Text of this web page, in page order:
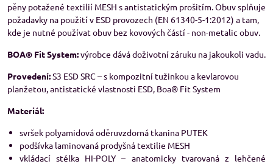
pěny potažené textilií MESH s antistatickým prošitím. Obuv splňuje
požadavky na použití v ESD provozech (EN 61340-5-1:2012) a tam,
kde je nutné používat obuv bez kovových částí - non-metalic obuv.
BOA® Fit System:výrobce dává doživotní záruku na jakoukoli vadu.
Provedení:S3 ESD SRC – s kompozitní tužinkou a kevlarovou
planžetou, antistatické vlastnosti ESD, Boa® Fit System
Materiál:
svršek polyamidová oděruvzdorná tkanina PUTEK
podšívka laminovaná prodyšná textilie MESH
vkládací stélka HI-POLY – anatomicky tvarovaná z lehčené